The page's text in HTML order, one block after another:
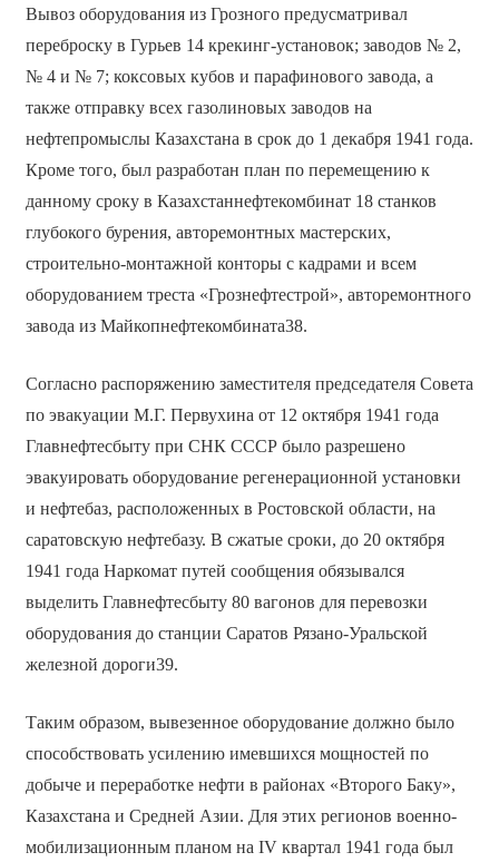
Вывоз оборудования из Грозного предусматривал
переброску в Гурьев 14 крекинг-установок; заводов № 2,
№ 4 и № 7; коксовых кубов и парафинового завода, а
также отправку всех газолиновых заводов на
нефтепромыслы Казахстана в срок до 1 декабря 1941 года.
Кроме того, был разработан план по перемещению к
данному сроку в Казахстаннефтекомбинат 18 станков
глубокого бурения, авторемонтных мастерских,
строительно-монтажной конторы с кадрами и всем
оборудованием треста «Грознефтестрой», авторемонтного
завода из Майкопнефтекомбината38.
Согласно распоряжению заместителя председателя Совета
по эвакуации М.Г. Первухина от 12 октября 1941 года
Главнефтесбыту при СНК СССР было разрешено
эвакуировать оборудование регенерационной установки
и нефтебаз, расположенных в Ростовской области, на
саратовскую нефтебазу. В сжатые сроки, до 20 октября
1941 года Наркомат путей сообщения обязывался
выделить Главнефтесбыту 80 вагонов для перевозки
оборудования до станции Саратов Рязано-Уральской
железной дороги39.
Таким образом, вывезенное оборудование должно было
способствовать усилению имевшихся мощностей по
добыче и переработке нефти в районах «Второго Баку»,
Казахстана и Средней Азии. Для этих регионов военно-
мобилизационным планом на IV квартал 1941 года был